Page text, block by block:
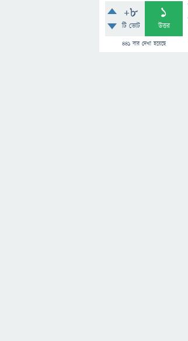
+8
টি ভোট
1
উত্তর
441 বার দেখা হয়েছে